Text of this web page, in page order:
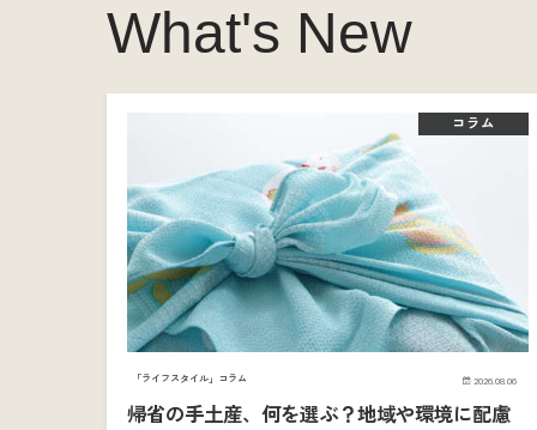
What's New
コラム
「ライフスタイル」コラム 2026.08.06
帰省の手土産、何を選ぶ？地域や環境に配慮